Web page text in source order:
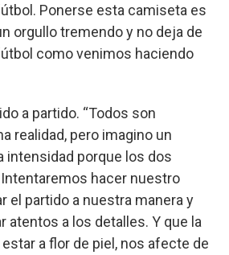
Ponerse esta camiseta es
orgullo tremendo y no deja de
como venimos haciendo
a partido. “Todos son
realidad, pero imagino un
intensidad porque los dos
hacer nuestro
el partido a nuestra manera y
atentos a los detalles. Y que la
a flor de piel, nos afecte de